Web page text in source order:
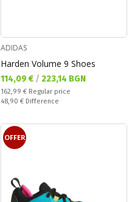
ADIDAS
Harden Volume 9 Shoes
Текуща цена:
114,09 € / 223,14 BGN
Regular price:
162,99 € Regular price
Спестявате:
48,90 € Difference
OFFER